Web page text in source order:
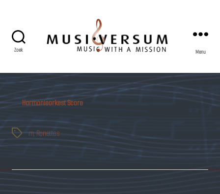
Zoek Menu
Harmonieorkest Score
Tags m,Ronettes